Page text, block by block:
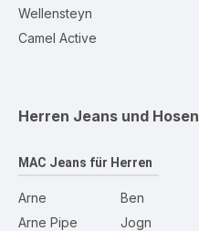
Wellensteyn
Camel Active
Herren Jeans und Hosen
MAC Jeans für Herren
Arne
Arne Pipe
Ben
Jogn